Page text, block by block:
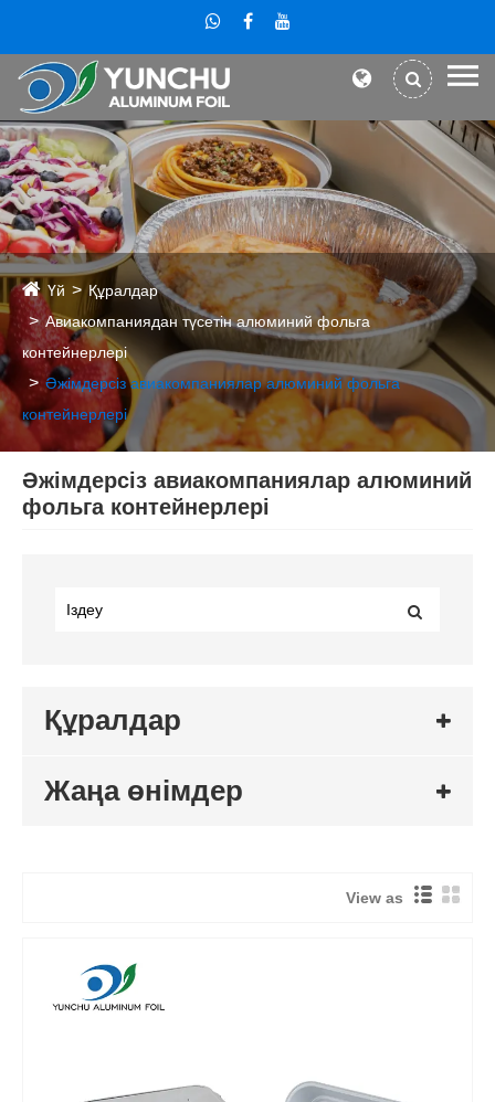
Үй
Құралдар
Авиакомпаниядан түсетін алюминий фольга
контейнерлері
Әжімдерсіз авиакомпаниялар алюминий фольга
контейнерлері
Әжімдерсіз авиакомпаниялар алюминий
фольга контейнерлері
Құралдар
Жаңа өнімдер
View as